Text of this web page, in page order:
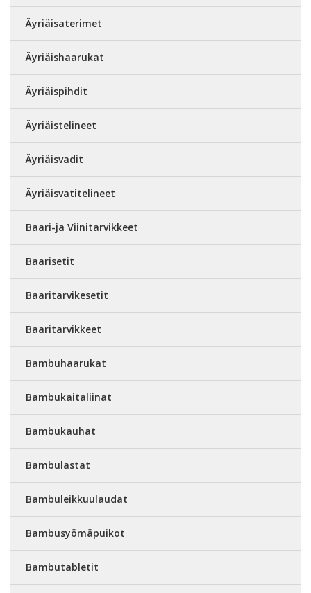
Äyriäisaterimet
Äyriäishaarukat
Äyriäispihdit
Äyriäistelineet
Äyriäisvadit
Äyriäisvatitelineet
Baari-ja Viinitarvikkeet
Baarisetit
Baaritarvikesetit
Baaritarvikkeet
Bambuhaarukat
Bambukaitaliinat
Bambukauhat
Bambulastat
Bambuleikkuulaudat
Bambusyömäpuikot
Bambutabletit